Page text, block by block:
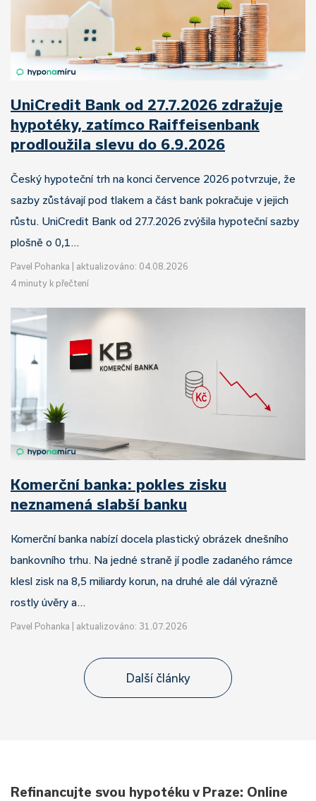
UniCredit Bank od 27.7.2026 zdražuje
hypotéky, zatímco Raiffeisenbank
prodloužila slevu do 6.9.2026
Český hypoteční trh na konci července 2026 potvrzuje, že
sazby zůstávají pod tlakem a část bank pokračuje v jejich
růstu. UniCredit Bank od 27.7.2026 zvýšila hypoteční sazby
plošně o 0,1…
Pavel Pohanka
aktualizováno: 04.08.2026
4 minuty k přečtení
Komerční banka: pokles zisku
neznamená slabší banku
Komerční banka nabízí docela plastický obrázek dnešního
bankovního trhu. Na jedné straně jí podle zadaného rámce
klesl zisk na 8,5 miliardy korun, na druhé ale dál výrazně
rostly úvěry a…
Pavel Pohanka aktualizováno: 31.07.2026
Další články
Refinancujte svou hypotéku v Praze: Online